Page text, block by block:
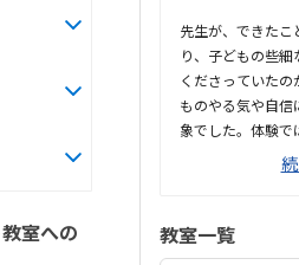
室への
先生が、できたこ
り、子どもの些
くださっていた
ものやる気や自
象でした。体験で
た授業だったた
き、とても良か
も興味を持って取
でした。教室は
教室一覧